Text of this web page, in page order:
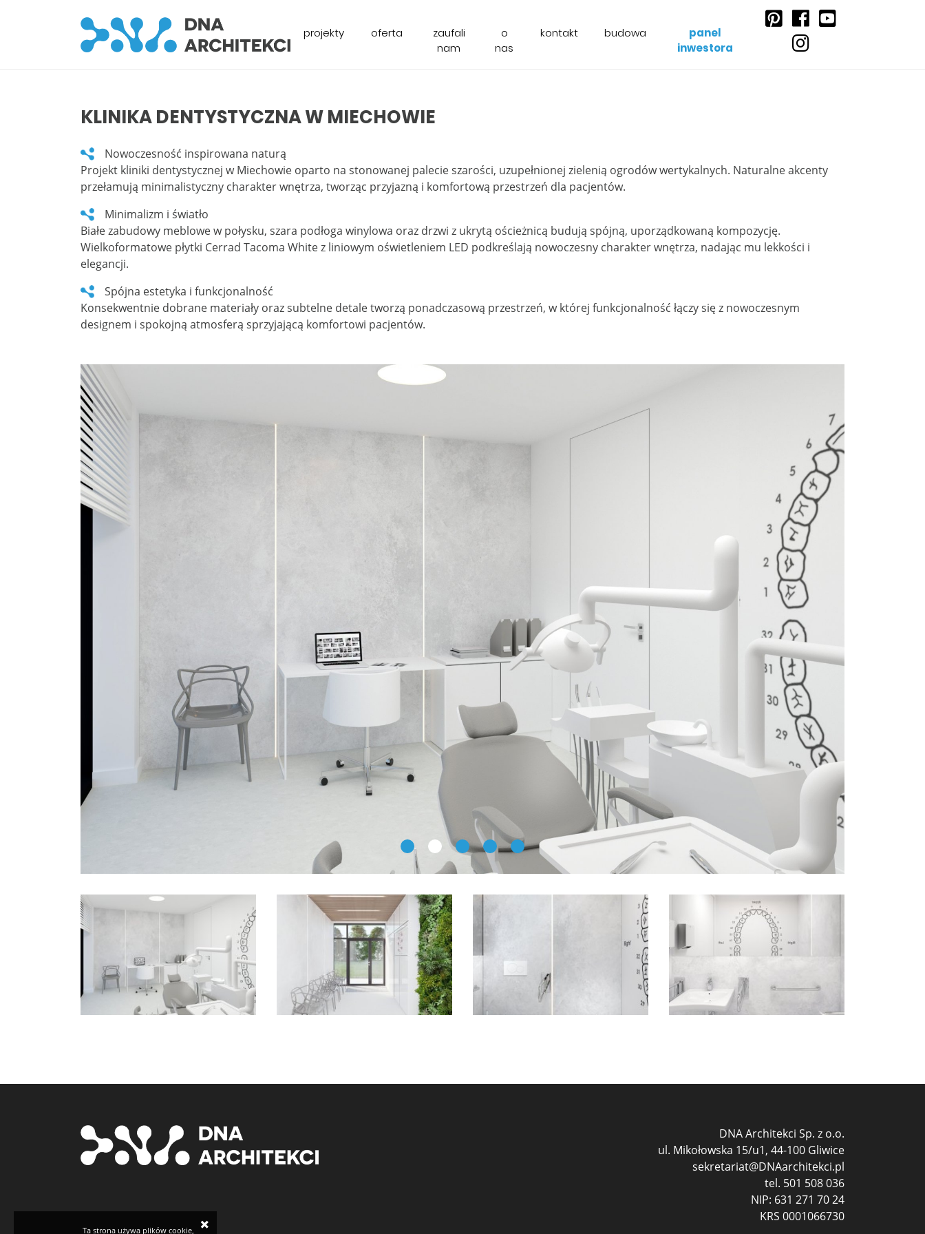
projekty oferta
zaufali
nam
o
nas
kontakt budowa
panel
inwestora
KLINIKA DENTYSTYCZNA W MIECHOWIE
Nowoczesność inspirowana naturą
Projekt kliniki dentystycznej w Miechowie oparto na stonowanej palecie szarości, uzupełnionej zielenią ogrodów wertykalnych. Naturalne akcenty
przełamują minimalistyczny charakter wnętrza, tworząc przyjazną i komfortową przestrzeń dla pacjentów.
Minimalizm i światło
Białe zabudowy meblowe w połysku, szara podłoga winylowa oraz drzwi z ukrytą ościeżnicą budują spójną, uporządkowaną kompozycję.
Wielkoformatowe płytki Cerrad Tacoma White z liniowym oświetleniem LED podkreślają nowoczesny charakter wnętrza, nadając mu lekkości i
elegancji.
Spójna estetyka i funkcjonalność
Konsekwentnie dobrane materiały oraz subtelne detale tworzą ponadczasową przestrzeń, w której funkcjonalność łączy się z nowoczesnym
designem i spokojną atmosferą sprzyjającą komfortowi pacjentów.
DNA Architekci Sp. z o.o.
ul. Mikołowska 15/u1, 44-100 Gliwice
sekretariat@DNAarchitekci.pl
tel. 501 508 036
NIP: 631 271 70 24
KRS 0001066730
Ta strona używa plików cookie, ×